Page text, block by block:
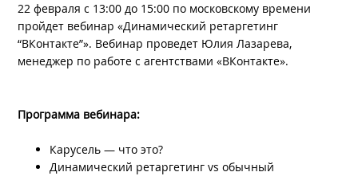
22 февраля с 13:00 до 15:00 по московскому времени
пройдет вебинар «Динамический ретаргетинг
“ВКонтакте”». Вебинар проведет Юлия Лазарева,
менеджер по работе с агентствами «ВКонтакте».
Программа вебинара:
Карусель — что это?
Динамический ретаргетинг vs обычный